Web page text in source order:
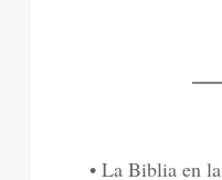
• La Biblia en